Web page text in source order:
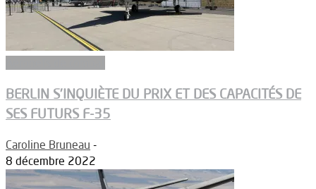
BERLIN S’INQUIÈTE DU PRIX ET DES CAPACITÉS DE
SES FUTURS F-35
Caroline Bruneau -
8 décembre 2022